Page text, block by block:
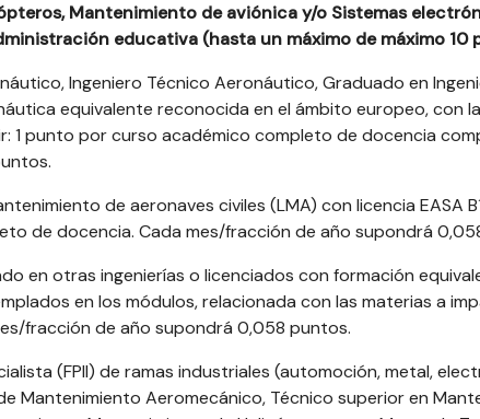
Mantenimiento de aviónica y/o Sistemas
educativa (hasta un máximo de máximo 10
Ingeniero Técnico Aeronáutico, Graduado en
equivalente reconocida en el ámbito europeo, con
1 punto por curso académico completo de docencia
de aeronaves civiles (LMA) con licencia EASA
de docencia. Cada mes/fracción de año supondrá
en otras ingenierías o licenciados con formación
en los módulos, relacionada con las materias a
fracción de año supondrá 0,058 puntos.
(FPII) de ramas industriales (automoción, metal,
Mantenimiento Aeromecánico, Técnico superior en